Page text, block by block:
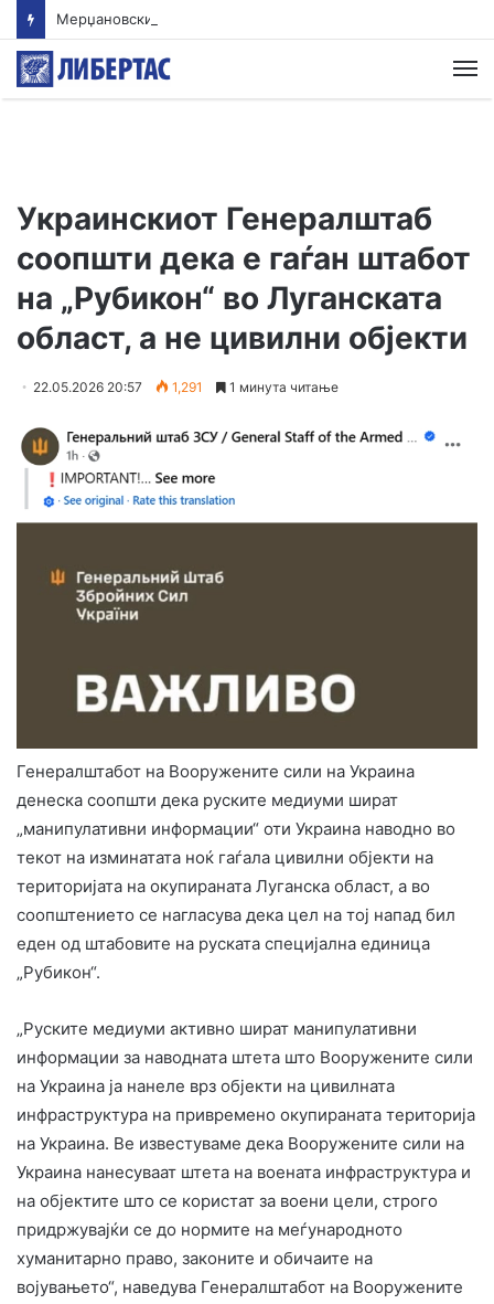
Украинскиот Генералштаб
соопшти дека е гаѓан штабот
на „Рубикон“ во Луганската
област, а не цивилни објекти
22.05.2026 20:57 1,291 1 минута читање
Генералштабот на Вооружените сили на Украина
денеска соопшти дека руските медиуми шират
„манипулативни информации“ оти Украина наводно во
текот на изминатата ноќ гаѓала цивилни објекти на
територијата на окупираната Луганска област, а во
соопштението се нагласува дека цел на тој напад бил
еден од штабовите на руската специјална единица
„Рубикон“.
„Руските медиуми активно шират манипулативни
информации за наводната штета што Вооружените сили
на Украина ја нанеле врз објекти на цивилната
инфраструктура на привремено окупираната територија
на Украина. Ве известуваме дека Вооружените сили на
Украина нанесуваат штета на воената инфраструктура и
на објектите што се користат за воени цели, строго
придржувајќи се до нормите на меѓународното
хуманитарно право, законите и обичаите на
војувањето“, наведува Генералштабот на Вооружените